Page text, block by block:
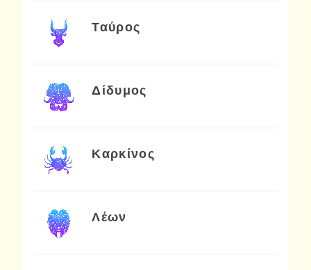
Ταύρος
Δίδυμος
Καρκίνος
Λέων